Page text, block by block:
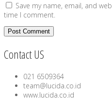
Save my name, email, and
time I comment.
Contact US
021 6509364
team@lucida.co.id
www.lucida.co.id